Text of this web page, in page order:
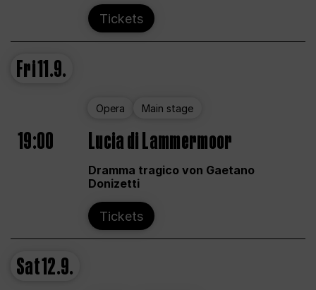
Tickets
Fri11.9.
Opera Main stage
19:00 Lucia di Lammermoor
Dramma tragico von Gaetano
Donizetti
Tickets
Sat12.9.